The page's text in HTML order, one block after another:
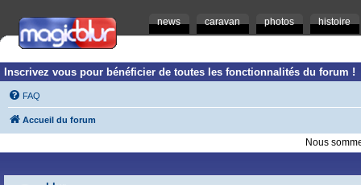
news caravan photos histoire
Inscrivez vous pour bénéficier de toutes les fonctionnalités du forum !
FAQ
Accueil du forum
Nous